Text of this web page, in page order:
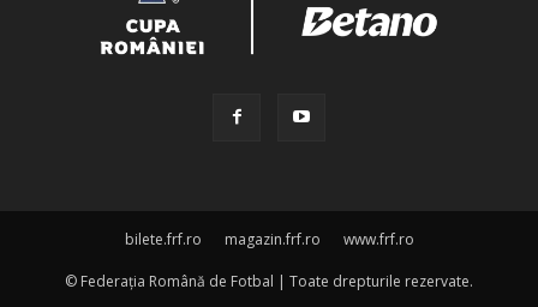
bilete.frf.ro magazin.frf.ro www.frf.ro
© Federația Română de Fotbal | Toate drepturile rezervate.